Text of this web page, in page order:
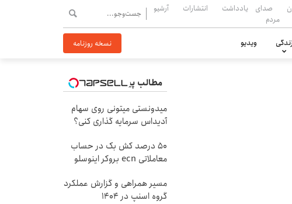
صدای
مردم
یادداشت انتشارات آرشیو
ویدیو نسخه روزنامه
مطالب پیشنهادی
میدونستی میتونی روی سهام
آدیداس سرمایه گذاری کنی؟
۵۰ درصد کش بک در حساب
معاملاتی ecn بروکر اینوسلو
مسیر همراهی و گزارش عملکرد
گروه اسنپ در ۱۴۰۴